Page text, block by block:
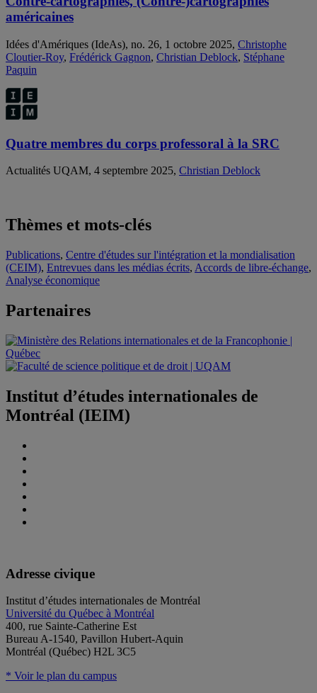
américaines
Idées d'Amériques (IdeAs), no. 26, 1 octobre 2025, Christophe
Cloutier-Roy, Frédérick Gagnon, Christian Deblock, Stéphane
Paquin
Quatre membres du corps professoral à la SRC
Actualités UQAM, 4 septembre 2025, Christian Deblock
Thèmes et mots-clés
Publications, Centre d'études sur l'intégration et la mondialisation
(CEIM), Entrevues dans les médias écrits, Accords de libre-échange,
Analyse économique
Partenaires
Institut d’études internationales de
Montréal (IEIM)
Adresse civique
Institut d’études internationales de Montréal
Université du Québec à Montréal
400, rue Sainte-Catherine Est
Bureau A-1540, Pavillon Hubert-Aquin
Montréal (Québec) H2L 3C5
* Voir le plan du campus